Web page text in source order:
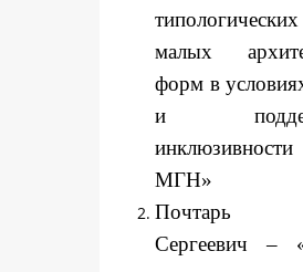
малых
форм в
и
МГН»
Почтарь
Сергеевич –